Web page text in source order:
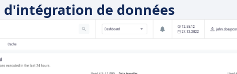
d'intégration de données